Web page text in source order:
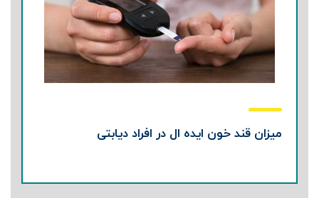
میزان قند خون ایده ال در افراد دیابتی